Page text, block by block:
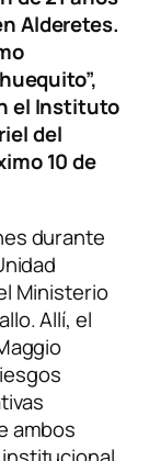
Alderetes.
el Instituto
del
10 de
durante
Ministerio
Allí, el
ambos